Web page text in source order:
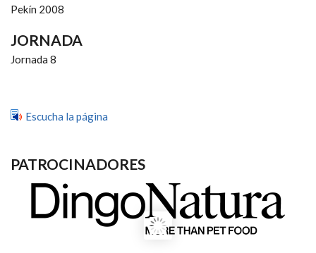
Pekín 2008
JORNADA
Jornada 8
Escucha la página
PATROCINADORES